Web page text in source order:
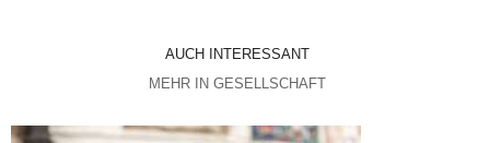
AUCH INTERESSANT
MEHR IN GESELLSCHAFT